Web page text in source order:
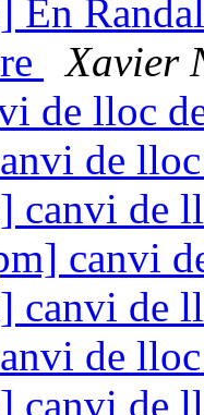
En
Xavier
de lloc
de
canvi de
canvi
canvi de
de
canvi de